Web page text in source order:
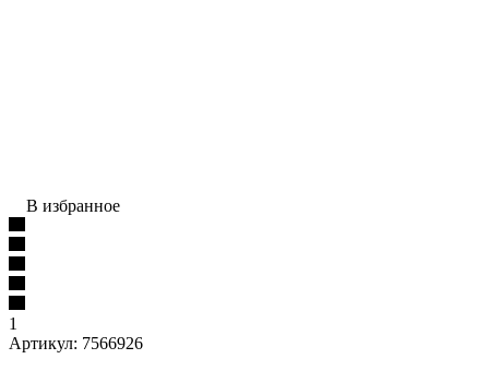
В избранное
1
Артикул: 7566926